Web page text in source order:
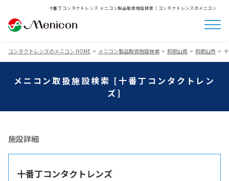
十番丁コンタクトレンズ メニコン製品取扱施設検索│コンタクトレンズのメニコン
コンタクトレンズのメニコン HOME メニコン製品取扱施設検索 和歌山県 和歌山市
メニコン取扱施設検索 [十番丁コンタクトレン
ズ]
施設詳細
十番丁コンタクトレンズ